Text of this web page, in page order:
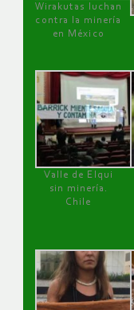
Wirakutas luchan
contra la minería
en México
Valle de Elqui
sin minería.
Chile